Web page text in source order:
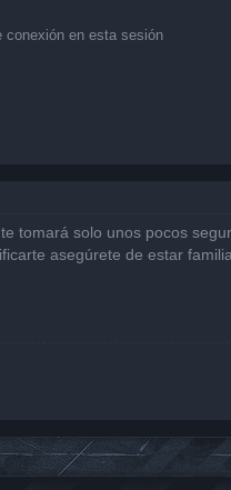
conexión en esta sesión
tomará solo unos pocos
asegúrete de estar